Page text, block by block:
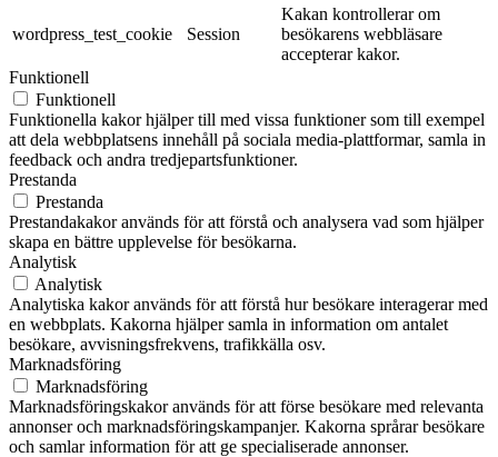
wordpress_test_cookie Session
Kakan kontrollerar om
besökarens webbläsare
accepterar kakor.
Funktionell
Funktionell
Funktionella kakor hjälper till med vissa funktioner som till exempel
att dela webbplatsens innehåll på sociala media-plattformar, samla in
feedback och andra tredjepartsfunktioner.
Prestanda
Prestanda
Prestandakakor används för att förstå och analysera vad som hjälper
skapa en bättre upplevelse för besökarna.
Analytisk
Analytisk
Analytiska kakor används för att förstå hur besökare interagerar med
en webbplats. Kakorna hjälper samla in information om antalet
besökare, avvisningsfrekvens, trafikkälla osv.
Marknadsföring
Marknadsföring
Marknadsföringskakor används för att förse besökare med relevanta
annonser och marknadsföringskampanjer. Kakorna språrar besökare
och samlar information för att ge specialiserade annonser.